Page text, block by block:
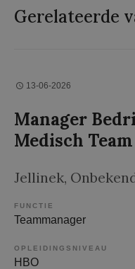
Gerelateerde
13-06-2026
Manager
Medisch Team
Jellinek,
FUNCTIE
Teammanager
OPLEIDINGSNIVEAU
HBO